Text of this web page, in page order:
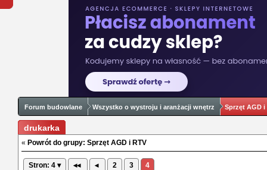
Forum budowlane Wszystko o wystroju i aranżacji wnętrz Sprzęt AGD i
drukarka
« Powrót do grupy: Sprzęt AGD i RTV
Stron: 4 ▾ ◂◂ ◂ 2 3 4